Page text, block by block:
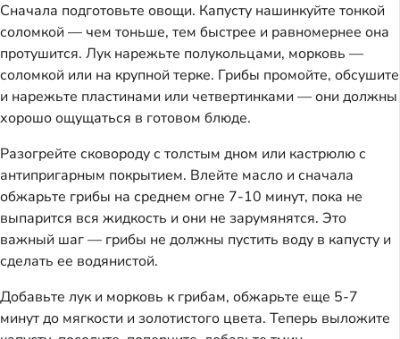
Сначала подготовьте овощи. Капусту нашинкуйте тонкой
соломкой — чем тоньше, тем быстрее и равномернее она
протушится. Лук нарежьте полукольцами, морковь —
соломкой или на крупной терке. Грибы промойте, обсушите
и нарежьте пластинами или четвертинками — они должны
хорошо ощущаться в готовом блюде.
Разогрейте сковороду с толстым дном или кастрюлю с
антипригарным покрытием. Влейте масло и сначала
обжарьте грибы на среднем огне 7-10 минут, пока не
выпарится вся жидкость и они не зарумянятся. Это
важный шаг — грибы не должны пустить воду в капусту и
сделать ее водянистой.
Добавьте лук и морковь к грибам, обжарьте еще 5-7
минут до мягкости и золотистого цвета. Теперь выложите